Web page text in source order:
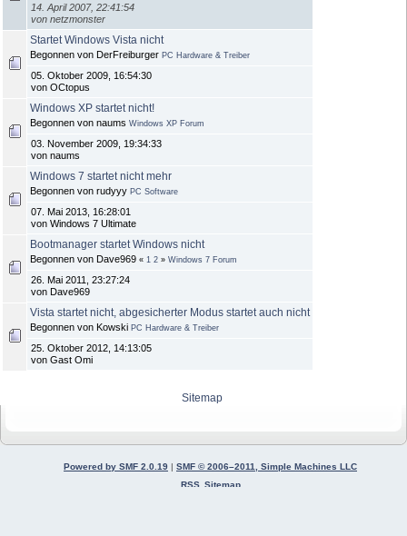
14. April 2007, 22:41:54
von netzmonster
Startet Windows Vista nicht
Begonnen von DerFreiburger PC Hardware & Treiber
05. Oktober 2009, 16:54:30
von OCtopus
Windows XP startet nicht!
Begonnen von naums Windows XP Forum
03. November 2009, 19:34:33
von naums
Windows 7 startet nicht mehr
Begonnen von rudyyy PC Software
07. Mai 2013, 16:28:01
von Windows 7 Ultimate
Bootmanager startet Windows nicht
Begonnen von Dave969 « 1 2 » Windows 7 Forum
26. Mai 2011, 23:27:24
von Dave969
Vista startet nicht, abgesicherter Modus startet auch nicht
Begonnen von Kowski PC Hardware & Treiber
25. Oktober 2012, 14:13:05
von Gast Omi
Sitemap
Powered by SMF 2.0.19 | SMF © 2006–2011, Simple Machines LLC
RSS Sitemap